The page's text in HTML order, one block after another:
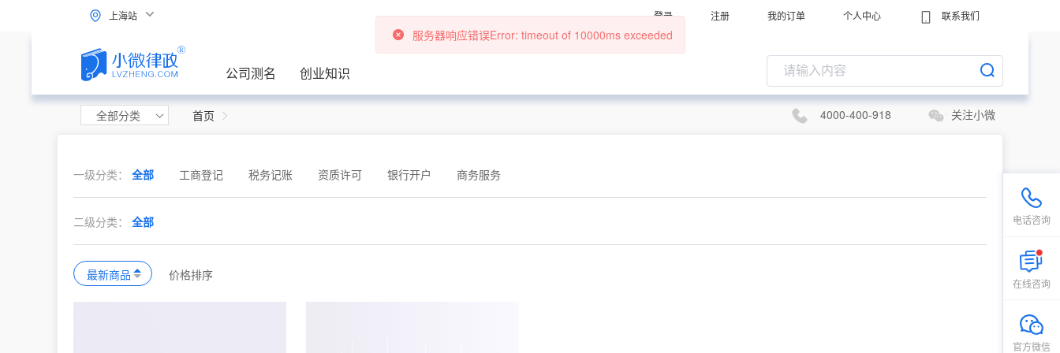
上海站 登录 注册 我的订单 个人中心 联系我们
公司测名 创业知识
全部分类 首页 4000-400-918 关注小微
一级分类： 全部 工商登记 税务记账 资质许可 银行开户 商务服务
二级分类： 全部
最新商品 价格排序
电话咨询
在线咨询
官方微信